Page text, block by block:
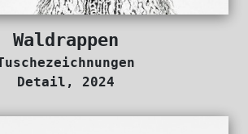
Waldrappen
Detail, 2024